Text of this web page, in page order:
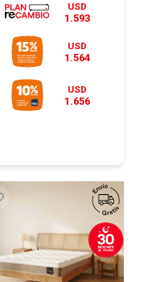
USD
1.593
USD
1.564
USD
1.656